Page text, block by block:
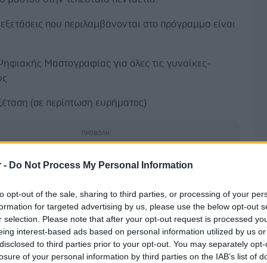
- Do Not Process My Personal Information
opt-out of the sale, sharing to third parties, or processing of your
for targeted advertising by us, please use the below opt-out
selection. Please note that after your opt-out request is processed
interest-based ads based on personal information utilized by us
to third parties prior to your opt-out. You may separately
of your personal information by third parties on the IAB’s list of
που περιλαμβάνονται στο πρόγραμμα είναι
Μαστογραφίας για όλες τις γυναίκες-
(σε περίπτωση ευρήματος)
(σε περίπτωση ευρήματος ή ανάγκης
μια διαδικασία που είναι εύκολη και συνάμα πολύ
αναμονές και αναβολές. Αρκεί οι γυναίκες
να ακολουθήσουν τα εξής τρία βήματα που μπορούν
αναλυτικά στοmastografia.gov.gr: